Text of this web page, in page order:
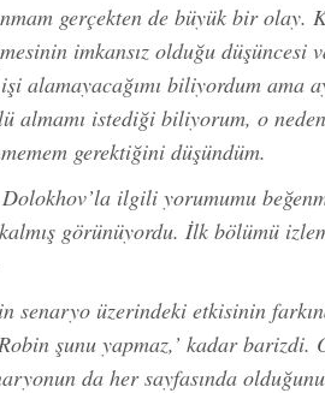
gerçekten de büyük bir olay.
imkansız olduğu düşüncesi
alamayacağımı biliyordum ama
almamı istediği biliyorum, o
gerektiğini düşündüm.
ilgili yorumumu
görünüyordu. İlk bölümü
senaryo üzerindeki etkisinin
şunu yapmaz,’ kadar barizdi.
da her sayfasında